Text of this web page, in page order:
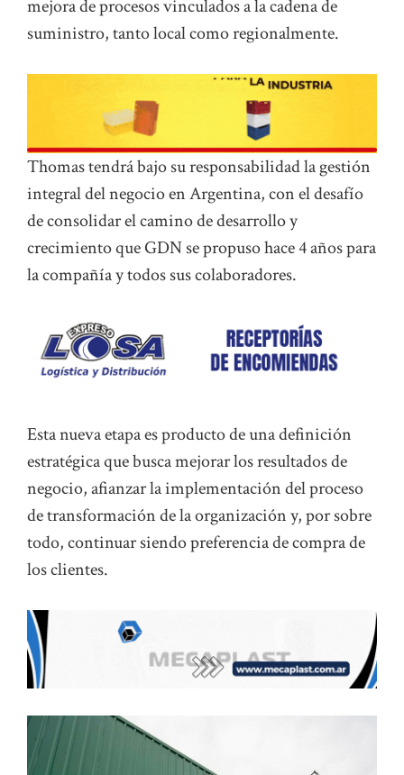
mejora de procesos vinculados a la cadena de
suministro, tanto local como regionalmente.
Thomas tendrá bajo su responsabilidad la gestión
integral del negocio en Argentina, con el desafío
de consolidar el camino de desarrollo y
crecimiento que GDN se propuso hace 4 años para
la compañía y todos sus colaboradores.
Esta nueva etapa es producto de una definición
estratégica que busca mejorar los resultados de
negocio, afianzar la implementación del proceso
de transformación de la organización y, por sobre
todo, continuar siendo preferencia de compra de
los clientes.